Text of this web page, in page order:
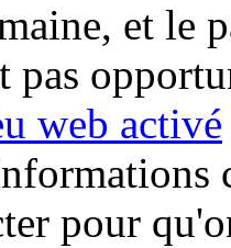
et le
pas
web activé
pour